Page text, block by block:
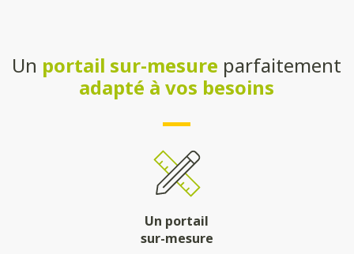
Un portail sur-mesure parfaitement
adapté à vos besoins
Un portail
sur-mesure